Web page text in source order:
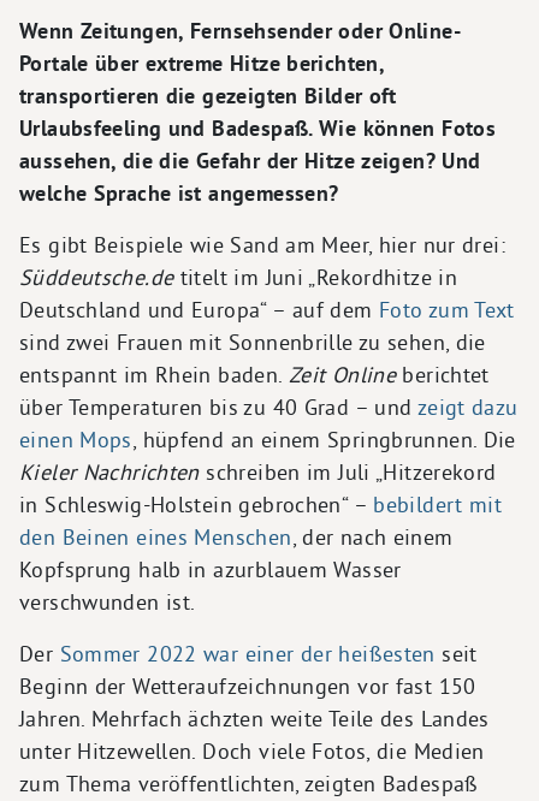
Wenn Zeitungen, Fernsehsender oder Online-
Portale über extreme Hitze berichten,
transportieren die gezeigten Bilder oft
Urlaubsfeeling und Badespaß. Wie können Fotos
aussehen, die die Gefahr der Hitze zeigen? Und
welche Sprache ist angemessen?
Es gibt Beispiele wie Sand am Meer, hier nur drei:
Süddeutsche.de titelt im Juni „Rekordhitze in
Deutschland und Europa“ – auf dem Foto zum Text
sind zwei Frauen mit Sonnenbrille zu sehen, die
entspannt im Rhein baden. Zeit Onlineberichtet
über Temperaturen bis zu 40 Grad – und zeigt dazu
einen Mops, hüpfend an einem Springbrunnen. Die
Kieler Nachrichtenschreiben im Juli „Hitzerekord
in Schleswig-Holstein gebrochen“ – bebildert mit
den Beinen eines Menschen, der nach einem
Kopfsprung halb in azurblauem Wasser
verschwunden ist.
Der Sommer 2022 war einer der heißestenseit
Beginn der Wetteraufzeichnungen vor fast 150
Jahren. Mehrfach ächzten weite Teile des Landes
unter Hitzewellen. Doch viele Fotos, die Medien
zum Thema veröffentlichten, zeigten Badespaß